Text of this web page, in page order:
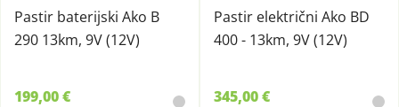
Pastir baterijski Ako B
290 13km, 9V (12V)
199,00 €
Pastir električni Ako BD
400 - 13km, 9V (12V)
345,00 €